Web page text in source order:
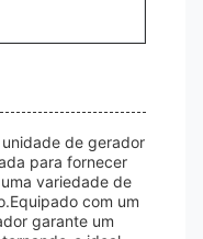
de gerador
para fornecer
variedade de
com um
garante um